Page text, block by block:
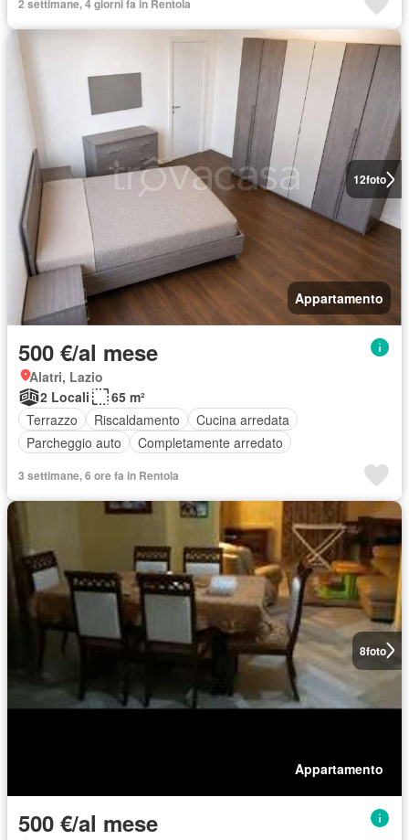
2 settimane, 4 giorni fa in Rentola
12foto
Appartamento
500 €/al mese
Alatri, Lazio
2 Locali
65 m²
Terrazzo
Riscaldamento
Cucina arredata
Parcheggio auto
Completamente arredato
3 settimane, 6 ore fa in Rentola
8foto
Appartamento
500 €/al mese